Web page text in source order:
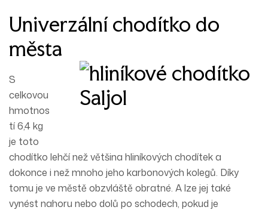
Univerzální chodítko do
města
S
celkovou
hmotnos
tí 6,4 kg
je toto
chodítko lehčí než většina hliníkových chodítek a
dokonce i než mnoho jeho karbonových kolegů. Díky
tomu je ve městě obzvláště obratné. A lze jej také
vynést nahoru nebo dolů po schodech, pokud je